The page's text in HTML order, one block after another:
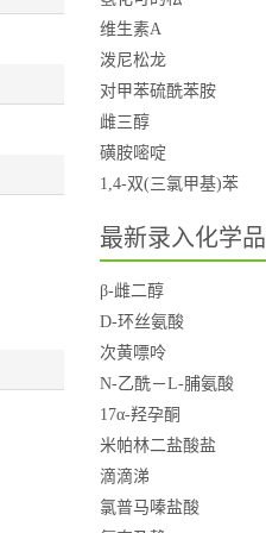
维生素A
泼尼松龙
对甲苯硫酰苯胺
雌三醇
磺胺嘧啶
1,4-双(三氯甲基)苯
最新录入化学品
β-雌二醇
D-环丝氨酸
次黄嘌呤
N-乙酰－L-脯氨酸
17α-羟孕酮
米帕林二盐酸盐
滴滴涕
氯普马嗪盐酸